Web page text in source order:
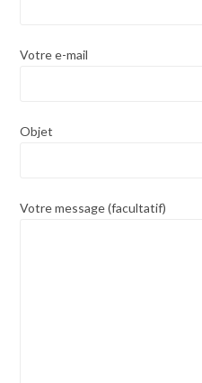
Votre e-mail
Objet
Votre message (facultatif)